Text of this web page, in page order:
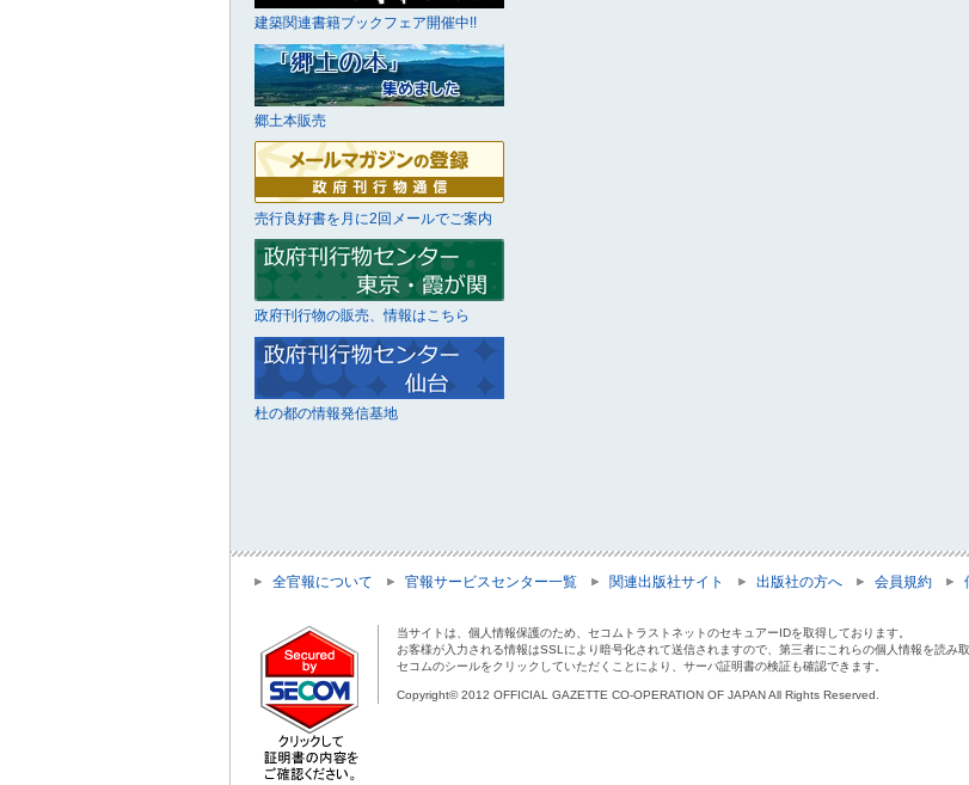
建築関連書籍ブックフェア開催中!!
郷土本販売
売行良好書を月に2回メールでご案内
政府刊行物の販売、情報はこちら
杜の都の情報発信基地
全官報について 官報サービスセンター一覧 関連出版社サイト 出版社の方へ 会員規約
当サイトは、個人情報保護のため、セコムトラストネットのセキュアーIDを取得しております。
お客様が入力される情報はSSLにより暗号化されて送信されますので、第三者にこれらの個人情報を読み
セコムのシールをクリックしていただくことにより、サーバ証明書の検証も確認できます。
Copyright© 2012 OFFICIAL GAZETTE CO-OPERATION OF JAPAN All Rights Reserved.